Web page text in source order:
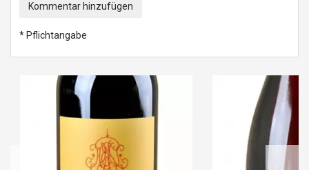
Kommentar hinzufügen
* Pflichtangabe